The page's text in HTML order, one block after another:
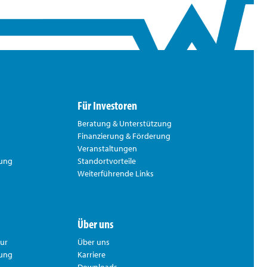
Für Investoren
Beratung & Unterstützung
Finanzierung & Förderung
Veranstaltungen
Standortvorteile
Weiterführende Links
Über uns
Über uns
Karriere